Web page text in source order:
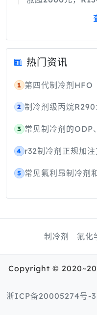
热门资讯
1 第四代制冷剂HFO
2 制冷剂级丙烷R290
3 常见制冷剂的ODP
4 r32制冷剂正规加注
5 常见氟利昂制冷剂
制冷剂 氟化
Copyright ©
浙ICP备20005274号-3